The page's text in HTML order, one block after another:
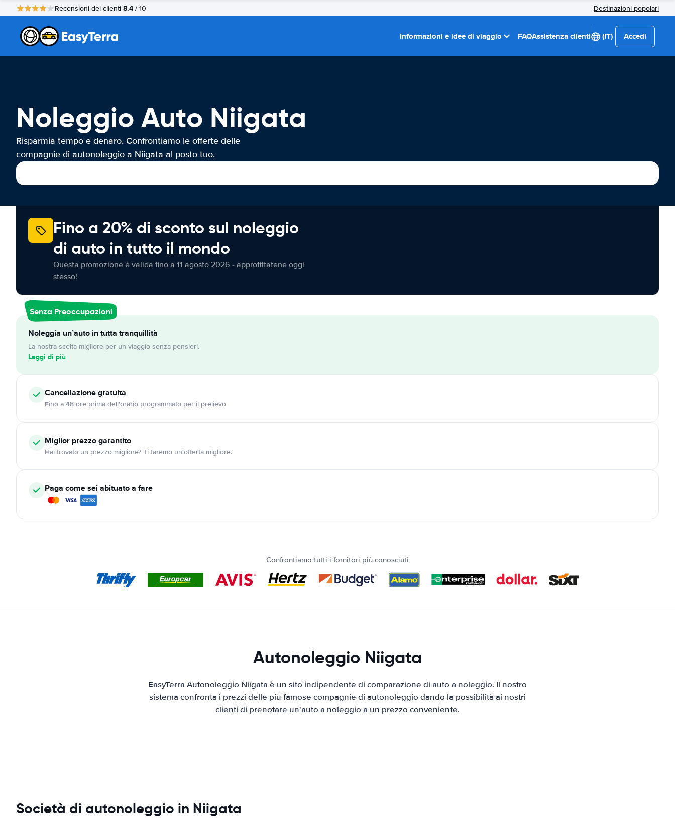
Recensioni dei clienti 8.4 / 10 Destinazioni popolari
Informazioni e idee di viaggio FAQAssistenza clienti (IT) Accedi
Noleggio Auto Niigata
Risparmia tempo e denaro. Confrontiamo le offerte delle
compagnie di autonoleggio a Niigata al posto tuo.
Fino a 20% di sconto sul noleggio
di auto in tutto il mondo
Questa promozione è valida fino a 11 agosto 2026 - approfittatene oggi
stesso!
Senza Preoccupazioni
Noleggia un’auto in tutta tranquillità
La nostra scelta migliore per un viaggio senza pensieri.
Leggi di più
Cancellazionegratuita
Fino a 48 ore prima dell'orario programmato per il prelievo
Miglior prezzo garantito
Hai trovato un prezzo migliore? Ti faremo un'offerta migliore.
Paga come sei abituato a fare
Confrontiamo tutti i fornitori più conosciuti
Autonoleggio Niigata
EasyTerra Autonoleggio Niigata è un sito indipendente di comparazione di auto a noleggio. Il nostro
sistema confronta i prezzi delle più famose compagnie di autonoleggio dando la possibilità ai nostri
clienti di prenotare un'auto a noleggio a un prezzo conveniente.
Società di autonoleggio in Niigata